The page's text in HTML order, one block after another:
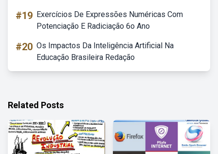
#19 Exercícios De Expressões Numéricas Com
Potenciação E Radiciação 6o Ano
#20 Os Impactos Da Inteligência Artificial Na
Educação Brasileira Redação
Related Posts